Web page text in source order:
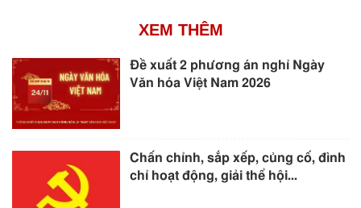
XEM THÊM
Đề xuất 2 phương án nghỉ Ngày
Văn hóa Việt Nam 2026
Chấn chỉnh, sắp xếp, củng cố, đình
chỉ hoạt động, giải thể hội...